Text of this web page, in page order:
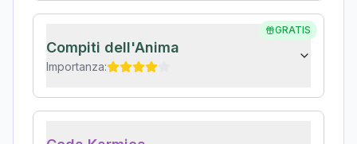
GRATIS
Compiti dell'Anima
Importanza: